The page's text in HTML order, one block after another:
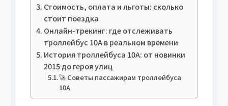
Стоимость, оплата и льготы: сколько
стоит поездка
Онлайн-трекинг: где отслеживать
троллейбус 10А в реальном времени
История троллейбуса 10А: от новинки
2015 до героя улиц
🚀 Советы пассажирам троллейбуса
10А